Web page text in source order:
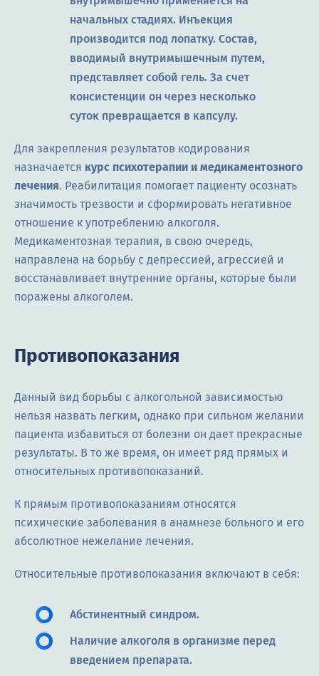
начальных стадиях. Инъекция
производится под лопатку. Состав,
вводимый внутримышечным путем,
представляет собой гель. За счет
консистенции он через несколько
суток превращается в капсулу.
Для закрепления результатов кодирования
назначается курс психотерапии и медикаментозного
лечения. Реабилитация помогает пациенту осознать
значимость трезвости и сформировать негативное
отношение к употреблению алкоголя.
Медикаментозная терапия, в свою очередь,
направлена на борьбу с депрессией, агрессией и
восстанавливает внутренние органы, которые были
поражены алкоголем.
Противопоказания
Данный вид борьбы с алкогольной зависимостью
нельзя назвать легким, однако при сильном желании
пациента избавиться от болезни он дает прекрасные
результаты. В то же время, он имеет ряд прямых и
относительных противопоказаний.
К прямым противопоказаниям относятся
психические заболевания в анамнезе больного и его
абсолютное нежелание лечения.
Относительные противопоказания включают в себя:
Абстинентный синдром.
Наличие алкоголя в организме перед
введением препарата.